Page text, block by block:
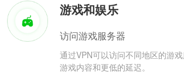
游戏和娱乐
访问游戏服务器
通过VPN可以访问不同地区的游
游戏内容和更低的延迟。